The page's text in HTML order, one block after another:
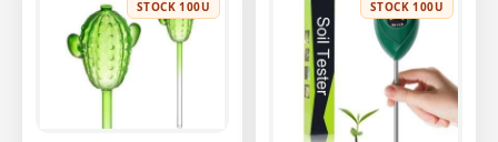
STOCK 100U STOCK 100U